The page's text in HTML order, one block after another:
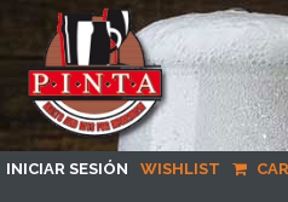
INICIAR SESIÓN WISHLIST